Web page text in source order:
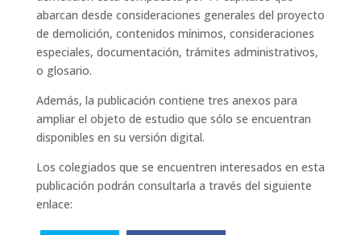
abarcan desde consideraciones generales del proyecto
de demolición, contenidos mínimos, consideraciones
especiales, documentación, trámites administrativos,
o glosario.
Además, la publicación contiene tres anexos para
ampliar el objeto de estudio que sólo se encuentran
disponibles en su versión digital.
Los colegiados que se encuentren interesados en esta
publicación podrán consultarla a través del siguiente
enlace: